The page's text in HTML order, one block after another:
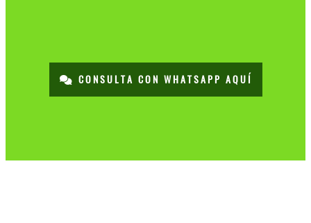
CONSULTA CON WHATSAPP AQUÍ